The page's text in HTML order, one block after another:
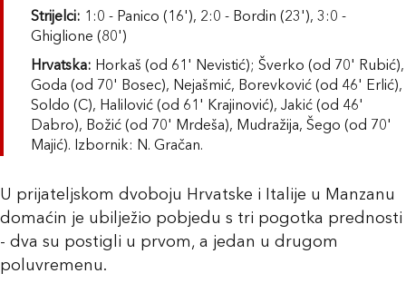
Strijelci: 1:0 - Panico (16'), 2:0 - Bordin (23'), 3:0 -
Ghiglione (80')
Hrvatska: Horkaš (od 61' Nevistić); Šverko (od 70' Rubić),
Goda (od 70' Bosec), Nejašmić, Borevković (od 46' Erlić),
Soldo (C), Halilović (od 61' Krajinović), Jakić (od 46'
Dabro), Božić (od 70' Mrdeša), Mudražija, Šego (od 70'
Majić). Izbornik: N. Gračan.
U prijateljskom dvoboju Hrvatske i Italije u Manzanu
domaćin je ubilježio pobjedu s tri pogotka prednosti
- dva su postigli u prvom, a jedan u drugom
poluvremenu.